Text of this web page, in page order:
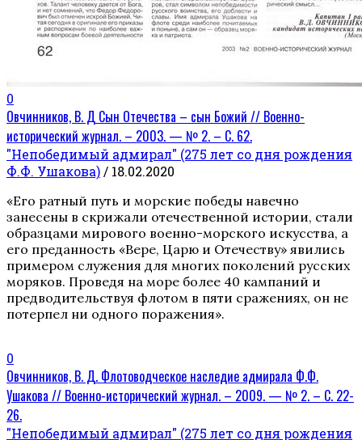
0
Овчинников, В. Д Сын Отечества – сын Божий // Военно-
исторический журнал. – 2003. — № 2. – С. 62.
"Непобедимый адмирал" (275 лет со дня рождения
Ф.Ф. Ушакова)/ 18.02.2020
«Его ратный путь и морские победы навечно
занесены в скрижали отечественной истории, стали
образцами мирового военно-морского искусства, а
его преданность «Вере, Царю и Отечеству» явились
примером служения для многих поколений русских
моряков. Проведя на море более 40 кампаний и
предводительствуя флотом в пяти сражениях, он не
потерпел ни одного поражения».
0
Овчинников, В. Д. Флотоводческое наследие адмирала Ф.Ф.
Ушакова // Военно-исторический журнал. – 2009. — № 2. – С. 22-
26.
"Непобедимый адмирал" (275 лет со дня рождения